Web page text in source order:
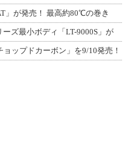
」が発売！ 最高約80℃の巻き
ーズ最小ボディ「LT-9000S」が
ップドカーボン」を9/10発売！